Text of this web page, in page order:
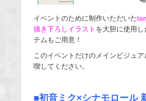
イベントのために制作いただいた
描き下ろしイラスト を大胆に使用し
テムもご用意！
このイベントだけのメインビジュ
喫してください。
■初音ミク×シナモロール